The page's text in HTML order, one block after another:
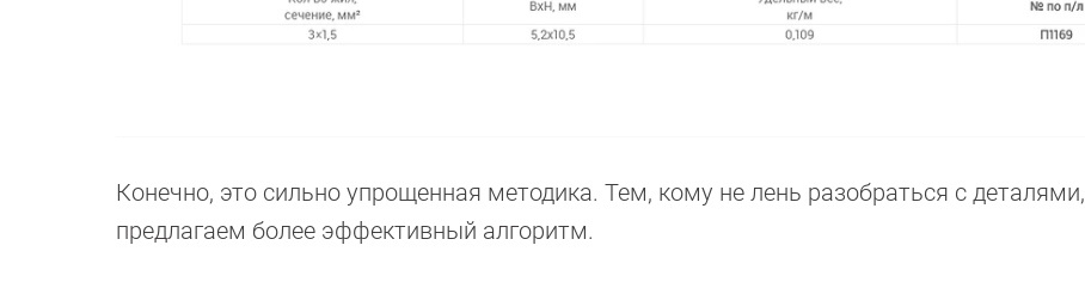
Конечно, это сильно упрощенная методика. Тем, кому не лень разобраться с деталями,
предлагаем более эффективный алгоритм.